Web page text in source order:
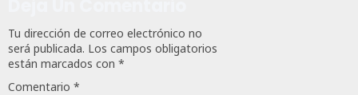
Tu dirección de correo electrónico no
será publicada. Los campos obligatorios
están marcados con *
Comentario *